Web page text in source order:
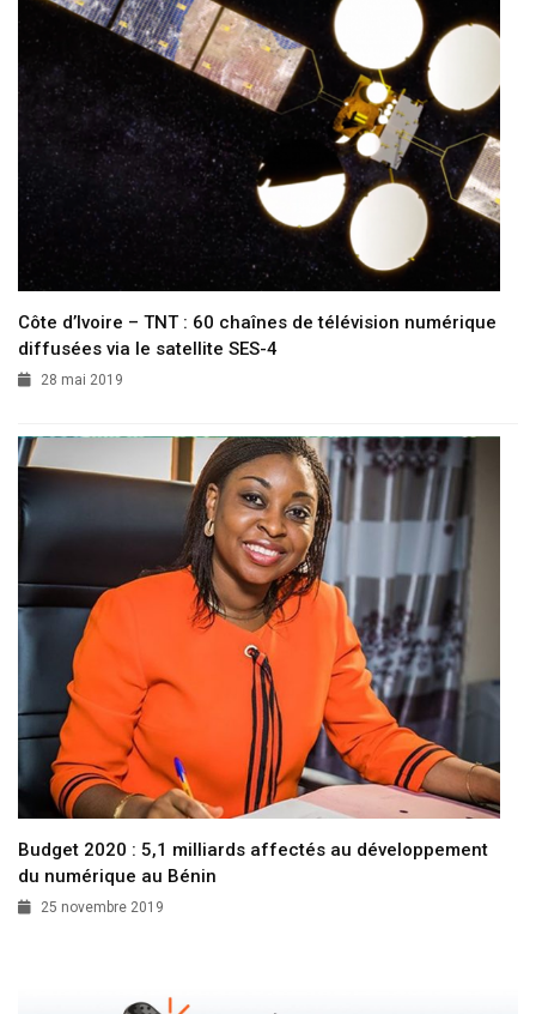
Côte d’Ivoire – TNT : 60 chaînes de télévision numérique
diffusées via le satellite SES-4
28 mai 2019
Budget 2020 : 5,1 milliards affectés au développement
du numérique au Bénin
25 novembre 2019